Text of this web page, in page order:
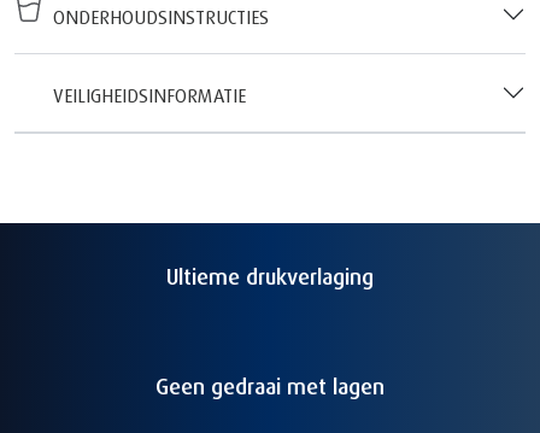
ONDERHOUDSINSTRUCTIES
VEILIGHEIDSINFORMATIE
Ultieme drukverlaging
Geen gedraai met lagen